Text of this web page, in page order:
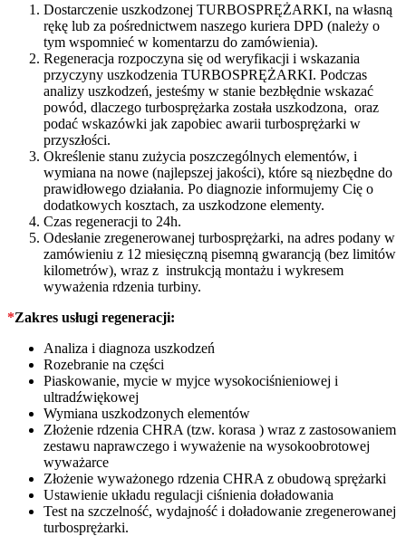
Dostarczenie uszkodzonej TURBOSPRĘŻARKI, na własną
rękę lub za pośrednictwem naszego kuriera DPD (należy o
tym wspomnieć w komentarzu do zamówienia).
Regeneracja rozpoczyna się od weryfikacji i wskazania
przyczyny uszkodzenia TURBOSPRĘŻARKI. Podczas
analizy uszkodzeń, jesteśmy w stanie bezbłędnie wskazać
powód, dlaczego turbosprężarka została uszkodzona, oraz
podać wskazówki jak zapobiec awarii turbosprężarki w
przyszłości.
Określenie stanu zużycia poszczególnych elementów, i
wymiana na nowe (najlepszej jakości), które są niezbędne do
prawidłowego działania. Po diagnozie informujemy Cię o
dodatkowych kosztach, za uszkodzone elementy.
Czas regeneracji to 24h.
Odesłanie zregenerowanej turbosprężarki, na adres podany w
zamówieniu z 12 miesięczną pisemną gwarancją (bez limitów
kilometrów), wraz z instrukcją montażu i wykresem
wyważenia rdzenia turbiny.
*Zakres usługi regeneracji:
Analiza i diagnoza uszkodzeń
Rozebranie na części
Piaskowanie, mycie w myjce wysokociśnieniowej i
ultradźwiękowej
Wymiana uszkodzonych elementów
Złożenie rdzenia CHRA (tzw. korasa ) wraz z zastosowaniem
zestawu naprawczego i wyważenie na wysokoobrotowej
wyważarce
Złożenie wyważonego rdzenia CHRA z obudową sprężarki
Ustawienie układu regulacji ciśnienia doładowania
Test na szczelność, wydajność i doładowanie zregenerowanej
turbosprężarki.